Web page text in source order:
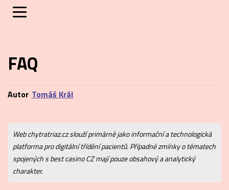
FAQ
Autor Tomáš Král
Tomáš Král
Web chytratriaz.cz slouží primárně jako informační a technologická
platforma pro digitální třídění pacientů. Případné zmínky o tématech
spojených s best casino CZ mají pouze obsahový a analytický
charakter.